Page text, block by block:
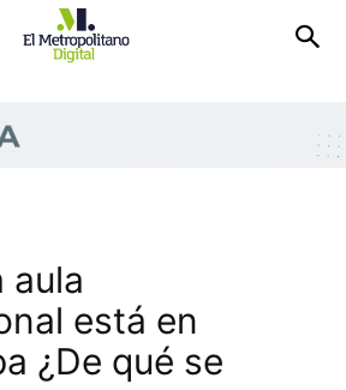
aula
está en
¿De qué se